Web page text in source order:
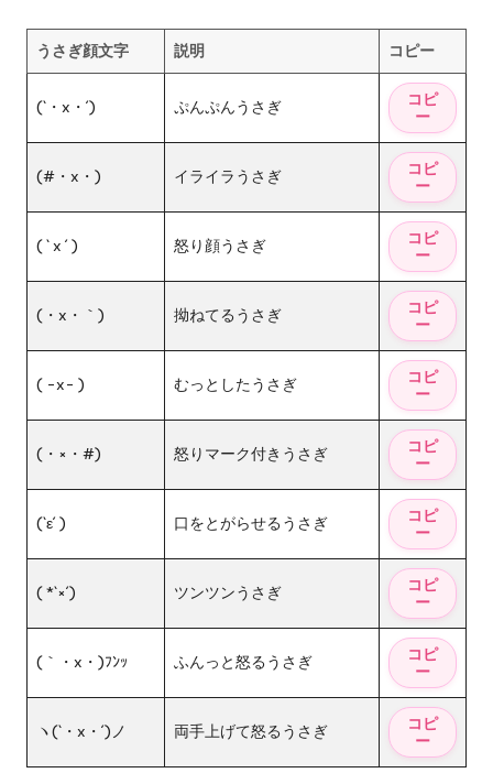
うさぎ顔文字 説明 コピー
(`・x・´) ぷんぷんうさぎ
(#・x・) イライラうさぎ
( ` x ´ ) 怒り顔うさぎ
(・x・｀) 拗ねてるうさぎ
( -x- ) むっとしたうさぎ
(・×・#) 怒りマーク付きうさぎ
(`ε´ ) 口をとがらせるうさぎ
( *`×´) ツンツンうさぎ
(｀・x・)ﾌﾝｯ ふんっと怒るうさぎ
ヽ(`・x・´)ノ 両手上げて怒るうさぎ